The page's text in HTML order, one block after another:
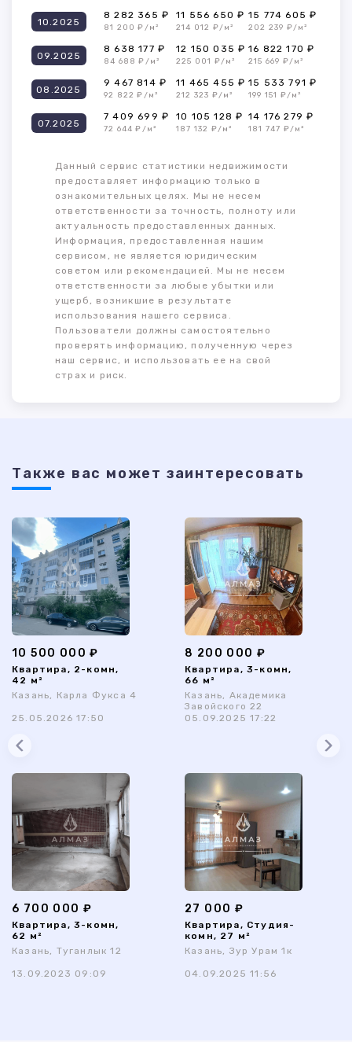
10.2025
8 282 365 ₽
81 200 ₽/м²
11 556 650 ₽
214 012 ₽/м²
15 774 605 ₽
202 239 ₽/м²
09.2025
8 638 177 ₽
84 688 ₽/м²
12 150 035 ₽
225 001 ₽/м²
16 822 170 ₽
215 669 ₽/м²
08.2025
9 467 814 ₽
92 822 ₽/м²
11 465 455 ₽
212 323 ₽/м²
15 533 791 ₽
199 151 ₽/м²
07.2025
7 409 699 ₽
72 644 ₽/м²
10 105 128 ₽
187 132 ₽/м²
14 176 279 ₽
181 747 ₽/м²
Данный сервис статистики недвижимости
предоставляет информацию только в
ознакомительных целях. Мы не несем
ответственности за точность, полноту или
актуальность предоставленных данных.
Информация, предоставленная нашим
сервисом, не является юридическим
советом или рекомендацией. Мы не несем
ответственности за любые убытки или
ущерб, возникшие в результате
использования нашего сервиса.
Пользователи должны самостоятельно
проверять информацию, полученную через
наш сервис, и использовать ее на свой
страх и риск.
Также ваc может заинтересовать
10 500 000 ₽
Квартира, 2-комн,
42 м²
Казань, Карла Фукса 4
25.05.2026 17:50
8 200 000 ₽
Квартира, 3-комн,
66 м²
Казань, Академика
Завойского 22
05.09.2025 17:22
6 700 000 ₽
Квартира, 3-комн,
62 м²
Казань, Туганлык 12
13.09.2023 09:09
27 000 ₽
Квартира, Студия-
комн, 27 м²
Казань, Зур Урам 1к
04.09.2025 11:56